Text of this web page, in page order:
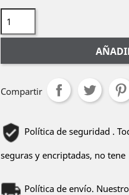
Compartir
Política de seguridad .
seguras y encriptadas, no tene
Política de envío.